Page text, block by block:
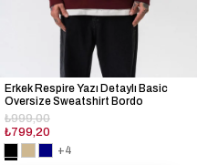
Erkek Respire Yazı Detaylı Basic
Oversize Sweatshirt Bordo
₺799,20
₺999,00
+4